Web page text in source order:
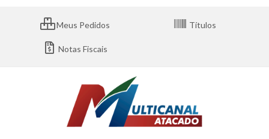
Meus Pedidos Títulos
Notas Fiscais